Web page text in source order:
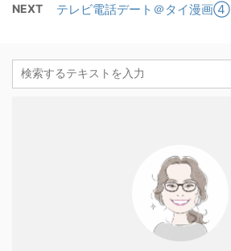
NEXT テレビ電話デート＠タイ漫画④